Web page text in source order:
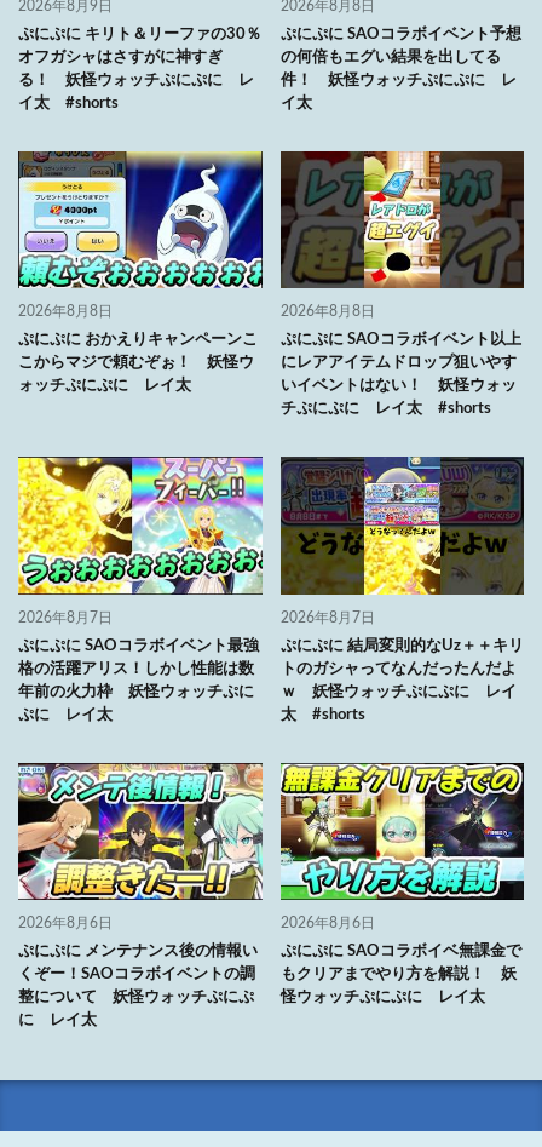
2026年8月9日
ぷにぷに キリト＆リーファの30％
オフガシャはさすがに神すぎ
る！ 妖怪ウォッチぷにぷに レ
イ太 #shorts
2026年8月8日
ぷにぷに SAOコラボイベント予想
の何倍もエグい結果を出してる
件！ 妖怪ウォッチぷにぷに レ
イ太
2026年8月8日
ぷにぷに おかえりキャンペーンこ
こからマジで頼むぞぉ！ 妖怪ウ
ォッチぷにぷに レイ太
2026年8月8日
ぷにぷに SAOコラボイベント以上
にレアアイテムドロップ狙いやす
いイベントはない！ 妖怪ウォッ
チぷにぷに レイ太 #shorts
2026年8月7日
ぷにぷに SAOコラボイベント最強
格の活躍アリス！しかし性能は数
年前の火力枠 妖怪ウォッチぷに
ぷに レイ太
2026年8月7日
ぷにぷに 結局変則的なUz＋＋キリ
トのガシャってなんだったんだよ
ｗ 妖怪ウォッチぷにぷに レイ
太 #shorts
2026年8月6日
ぷにぷに メンテナンス後の情報い
くぞー！SAOコラボイベントの調
整について 妖怪ウォッチぷにぷ
に レイ太
2026年8月6日
ぷにぷに SAOコラボイベ無課金で
もクリアまでやり方を解説！ 妖
怪ウォッチぷにぷに レイ太